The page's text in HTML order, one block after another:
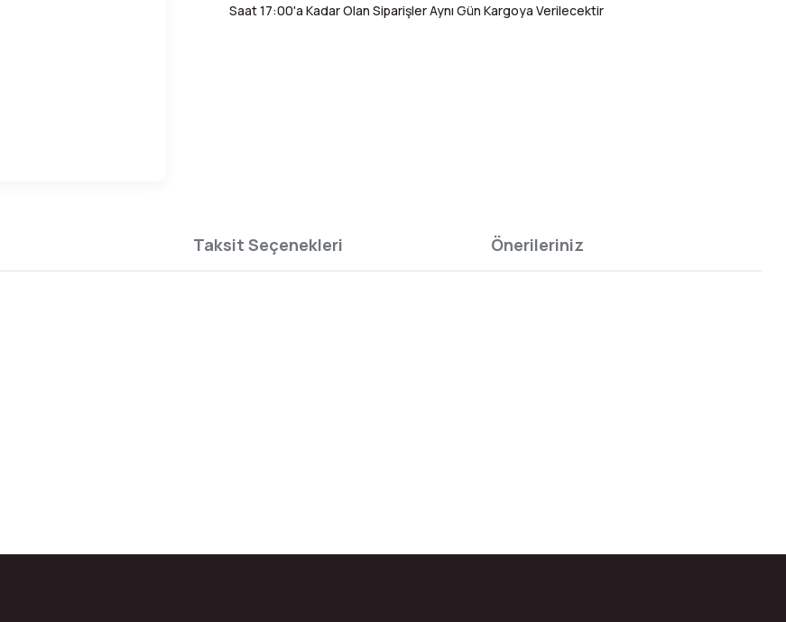
Saat 17:00'a Kadar Olan Siparişler Aynı Gün Kargoya Verilecektir
Taksit Seçenekleri Önerileriniz